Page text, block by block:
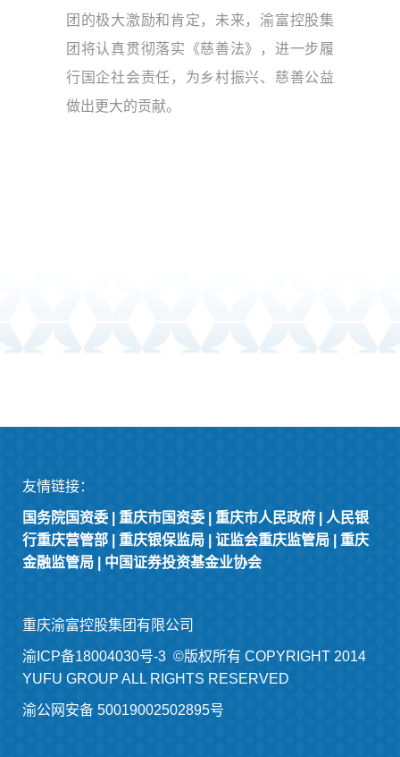
团的极大激励和肯定，未来，渝富控股集
团将认真贯彻落实《慈善法》，进一步履
行国企社会责任，为乡村振兴、慈善公益
做出更大的贡献。
友情链接：
国务院国资委| 重庆市国资委| 重庆市人民政府
人民银
行重庆营管部
重庆银保监局 证监会重庆监管局
重庆
金融监管局
中国证券投资基金业协会
重庆渝富控股集团有限公司
渝ICP备18004030号-3 ©版权所有 COPYRIGHT 2014
YUFU GROUP ALL RIGHTS RESERVED
渝公网安备 50019002502895号